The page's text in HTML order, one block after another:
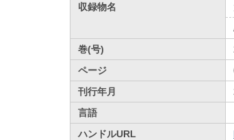
収録物名
巻(号)
ページ
刊行年月
言語
ハンドルURL